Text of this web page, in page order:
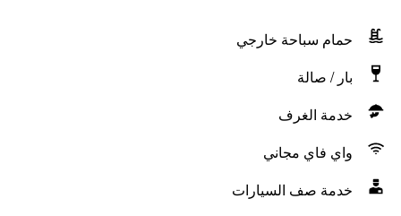
حمام سباحة خارجي
بار / صالة
خدمة الغرف
واي فاي مجاني
خدمة صف السيارات